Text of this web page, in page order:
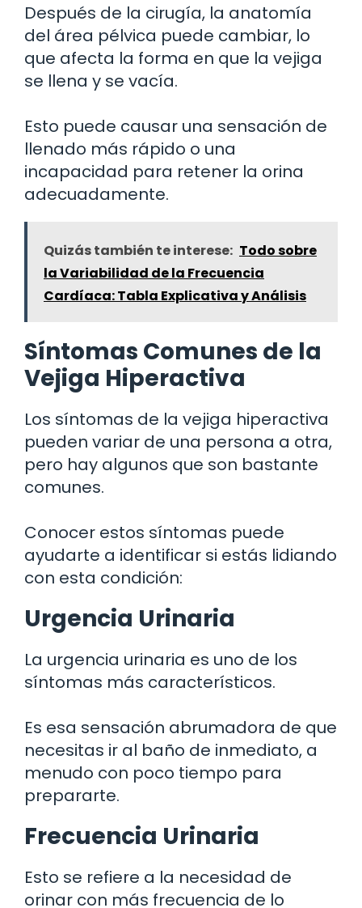
Después de la cirugía, la anatomía
del área pélvica puede cambiar, lo
que afecta la forma en que la vejiga
se llena y se vacía.
Esto puede causar una sensación de
llenado más rápido o una
incapacidad para retener la orina
adecuadamente.
Quizás también te interese: Todo sobre
la Variabilidad de la Frecuencia
Cardíaca: Tabla Explicativa y Análisis
Síntomas Comunes de la
Vejiga Hiperactiva
Los síntomas de la vejiga hiperactiva
pueden variar de una persona a otra,
pero hay algunos que son bastante
comunes.
Conocer estos síntomas puede
ayudarte a identificar si estás lidiando
con esta condición:
Urgencia Urinaria
La urgencia urinaria es uno de los
síntomas más característicos.
Es esa sensación abrumadora de que
necesitas ir al baño de inmediato, a
menudo con poco tiempo para
prepararte.
Frecuencia Urinaria
Esto se refiere a la necesidad de
orinar con más frecuencia de lo